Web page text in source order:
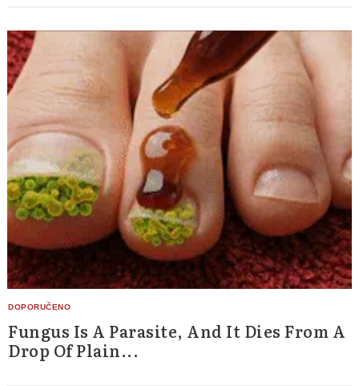
Fungus Is A Parasite, And It Dies From A
Drop Of Plain...